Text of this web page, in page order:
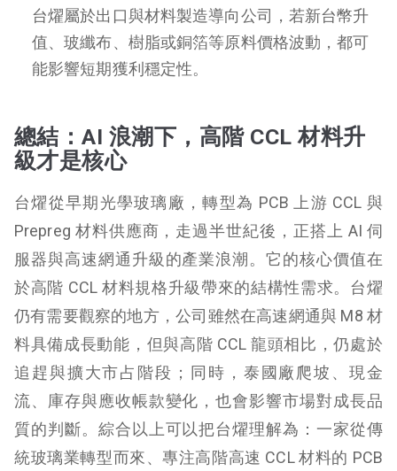
台燿屬於出口與材料製造導向公司，若新台幣升
值、玻纖布、樹脂或銅箔等原料價格波動，都可
能影響短期獲利穩定性。
總結：AI 浪潮下，高階 CCL 材料升
級才是核心
台燿從早期光學玻璃廠，轉型為 PCB 上游 CCL 與
Prepreg 材料供應商，走過半世紀後，正搭上 AI 伺
服器與高速網通升級的產業浪潮。它的核心價值在
於高階 CCL 材料規格升級帶來的結構性需求。台燿
仍有需要觀察的地方，公司雖然在高速網通與 M8 材
料具備成長動能，但與高階 CCL 龍頭相比，仍處於
追趕與擴大市占階段；同時，泰國廠爬坡、現金
流、庫存與應收帳款變化，也會影響市場對成長品
質的判斷。綜合以上可以把台燿理解為：一家從傳
統玻璃業轉型而來、專注高階高速 CCL 材料的 PCB